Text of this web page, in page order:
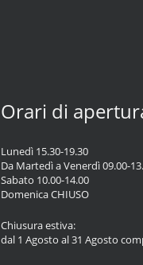
Orari di
Lunedì 15.30-19.30
Da Martedì a Venerdì 09.00-
Sabato 10.00-14.00
Domenica CHIUSO
Chiusura estiva:
dal 1 Agosto al 31 Agosto